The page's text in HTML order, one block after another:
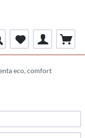
eco, comfort